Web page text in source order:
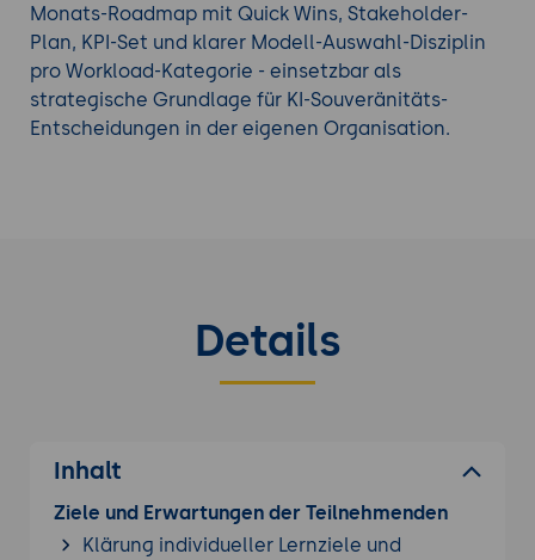
Monats-Roadmap mit Quick Wins, Stakeholder-
Plan, KPI-Set und klarer Modell-Auswahl-Disziplin
pro Workload-Kategorie - einsetzbar als
strategische Grundlage für KI-Souveränitäts-
Entscheidungen in der eigenen Organisation.
Details
Inhalt
Ziele und Erwartungen der Teilnehmenden
Klärung individueller Lernziele und